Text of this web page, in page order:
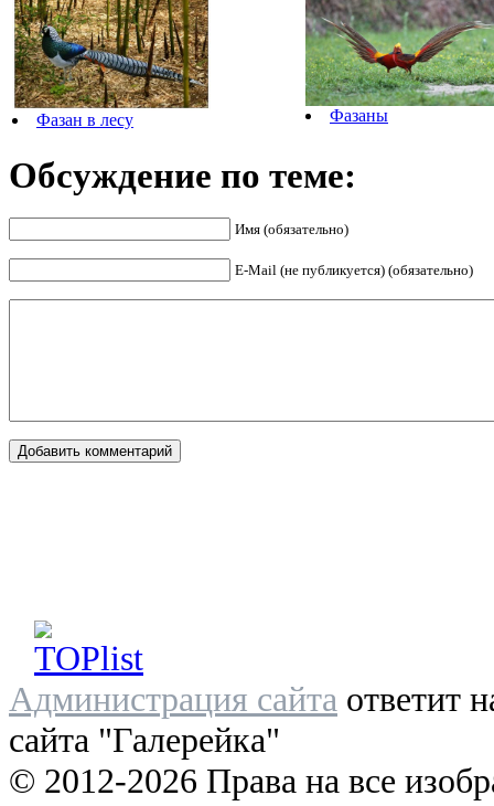
Фазан в лесу Фазаны
Обсуждение по теме:
Имя (обязательно)
E-Mail (не публикуется) (обязательно)
Администрация сайта ответит
сайта "Галерейка"
© 2012-2026 Права на все